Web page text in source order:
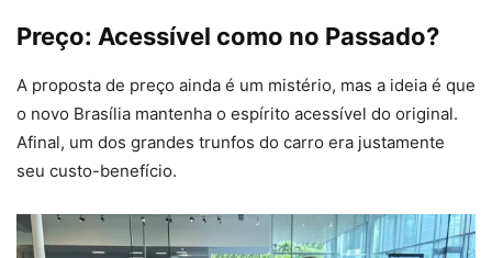
Preço: Acessível como no Passado?
A proposta de preço ainda é um mistério, mas a ideia é que
o novo Brasília mantenha o espírito acessível do original.
Afinal, um dos grandes trunfos do carro era justamente
seu custo-benefício.